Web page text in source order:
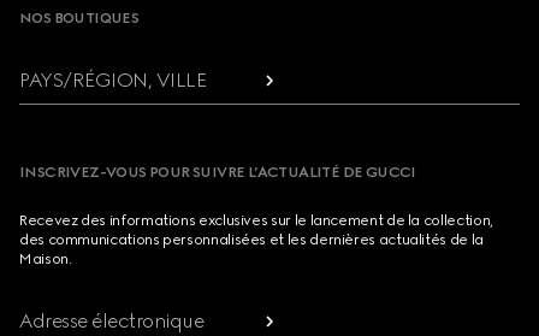
NOS BOUTIQUES
PAYS/RÉGION, VILLE
INSCRIVEZ-VOUS POUR SUIVRE L’ACTUALITÉ DE GUCCI
Recevez des informations exclusives sur le lancement de la collection,
des communications personnalisées et les dernières actualités de la
Maison.
Adresse électronique